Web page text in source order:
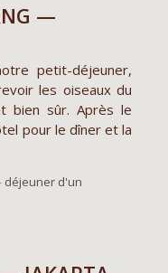
—
petit-déjeuner,
les oiseaux du
bien sûr. Après le
pour le dîner et la
déjeuner d'un